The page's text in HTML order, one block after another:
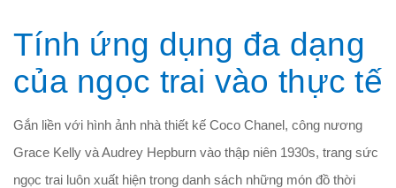
Tính ứng dụng đa dạng
của ngọc trai vào thực tế
Gắn liền với hình ảnh nhà thiết kế Coco Chanel, công nương
Grace Kelly và Audrey Hepburn vào thập niên 1930s, trang sức
ngọc trai luôn xuất hiện trong danh sách những món đồ thời